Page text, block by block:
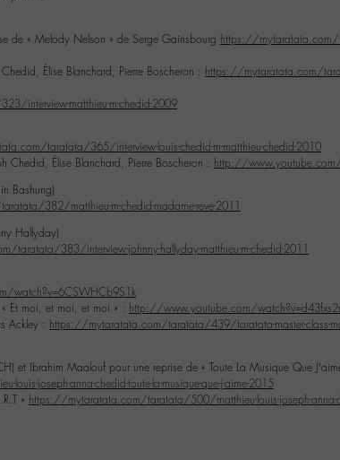
de « Melody Nelson » de Serge Gainsbourg https://mytaratata.com/
Élise Blanchard, Pierre Boscheron : https://mytaratata.com/
interview-matthieu-m-chedid-2009
taratata/365/interview-louis-chedid-m-matthieu-chedid-2010
Chedid, Élise Blanchard, Pierre Boscheron : http://
Bashung)
382/matthieu-m-chedid-madame-reve-2011
Hallyday)
taratata/383/interview-johnny-hallyday-matthieu-m-chedid-2011
watch?v=6CSWHCb9S1k
Et moi, et moi, et moi » : http://www.youtube.com/
Ackley : https://mytaratata.com/taratata/439/taratata-master-class-
et Ibrahim Maalouf pour une reprise de « Toute La Musique Que
joseph-anna-chedid-toute-la-musique-que-j-aime-2015
» https://mytaratata.com/taratata/500/matthieu-louis-joseph-anna-